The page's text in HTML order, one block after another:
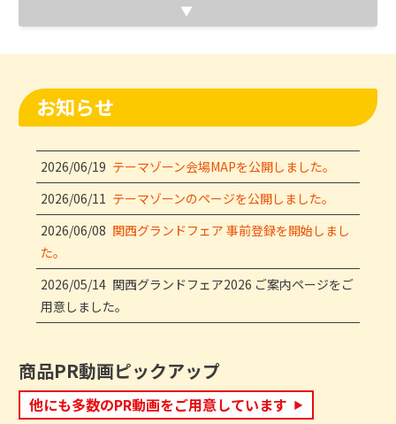
お知らせ
2026/06/19 テーマゾーン会場MAPを公開しました。
2026/06/11 テーマゾーンのページを公開しました。
2026/06/08 関西グランドフェア 事前登録を開始しまし
た。
2026/05/14 関西グランドフェア2026 ご案内ページをご
用意しました。
商品PR動画ピックアップ​
他にも多数のPR動画をご用意しています